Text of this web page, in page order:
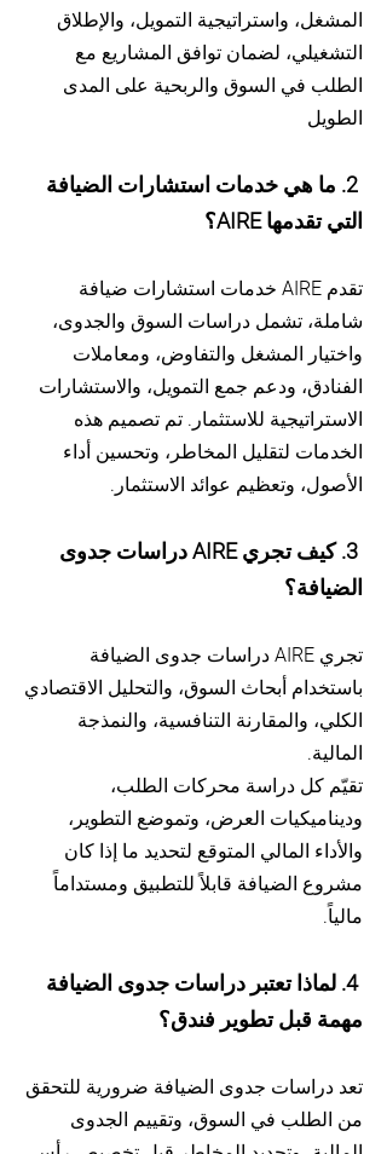
المشغل، واستراتيجية التمويل، والإطلاق
التشغيلي، لضمان توافق المشاريع مع
الطلب في السوق والربحية على المدى
الطويل
2. ما هي خدمات استشارات الضيافة
التي تقدمها AIRE؟
تقدم AIRE خدمات استشارات ضيافة
شاملة، تشمل دراسات السوق والجدوى،
واختيار المشغل والتفاوض، ومعاملات
الفنادق، ودعم جمع التمويل، والاستشارات
الاستراتيجية للاستثمار. تم تصميم هذه
الخدمات لتقليل المخاطر، وتحسين أداء
الأصول، وتعظيم عوائد الاستثمار.
3. كيف تجري AIRE دراسات جدوى
الضيافة؟
تجري AIRE دراسات جدوى الضيافة
باستخدام أبحاث السوق، والتحليل الاقتصادي
الكلي، والمقارنة التنافسية، والنمذجة
المالية.
تقيّم كل دراسة محركات الطلب،
وديناميكيات العرض، وتموضع التطوير،
والأداء المالي المتوقع لتحديد ما إذا كان
مشروع الضيافة قابلاً للتطبيق ومستداماً
مالياً.
4. لماذا تعتبر دراسات جدوى الضيافة
مهمة قبل تطوير فندق؟
تعد دراسات جدوى الضيافة ضرورية للتحقق
من الطلب في السوق، وتقييم الجدوى